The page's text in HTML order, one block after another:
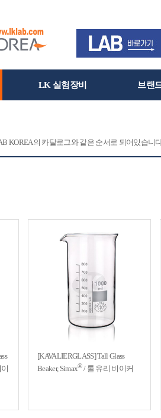
LK 실험장비 브랜
KOREA의 카탈로그와 같은 순서로 되어있습
[KAVALIERGLASS] Tall Glass
Beaker, Simax®/ 톨 유리 비이커